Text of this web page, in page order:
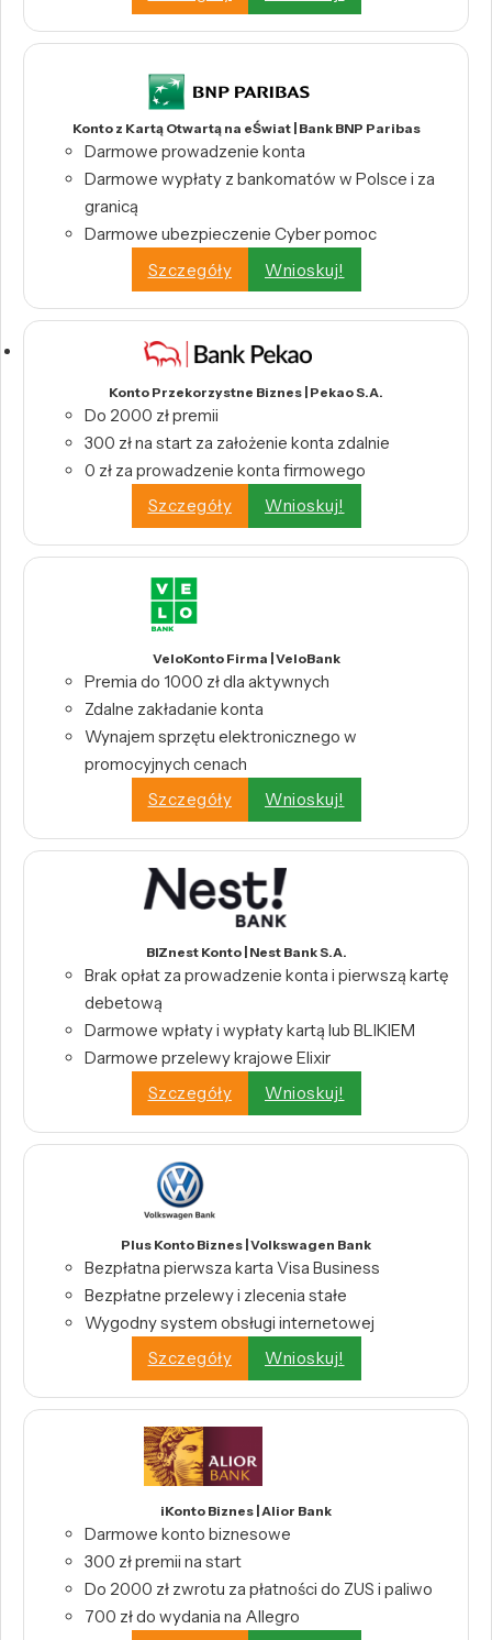
Konto z Kartą Otwartą na eŚwiat | Bank BNP Paribas
Darmowe prowadzenie konta
Darmowe wypłaty z bankomatów w Polsce i za
granicą
Darmowe ubezpieczenie Cyber pomoc
Szczegóły
Wnioskuj!
Konto Przekorzystne Biznes | Pekao S.A.
Do 2000 zł premii
300 zł na start za założenie konta zdalnie
0 zł za prowadzenie konta firmowego
Szczegóły
Wnioskuj!
VeloKonto Firma | VeloBank
Premia do 1000 zł dla aktywnych
Zdalne zakładanie konta
Wynajem sprzętu elektronicznego w
promocyjnych cenach
Szczegóły
Wnioskuj!
BIZnest Konto | Nest Bank S.A.
Brak opłat za prowadzenie konta i pierwszą kartę
debetową
Darmowe wpłaty i wypłaty kartą lub BLIKIEM
Darmowe przelewy krajowe Elixir
Szczegóły
Wnioskuj!
Plus Konto Biznes | Volkswagen Bank
Bezpłatna pierwsza karta Visa Business
Bezpłatne przelewy i zlecenia stałe
Wygodny system obsługi internetowej
Szczegóły
Wnioskuj!
iKonto Biznes | Alior Bank
Darmowe konto biznesowe
300 zł premii na start
Do 2000 zł zwrotu za płatności do ZUS i paliwo
700 zł do wydania na Allegro